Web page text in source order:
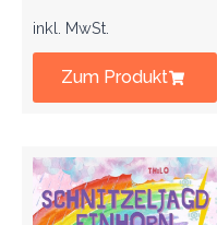
inkl. MwSt.
Zum Produkt